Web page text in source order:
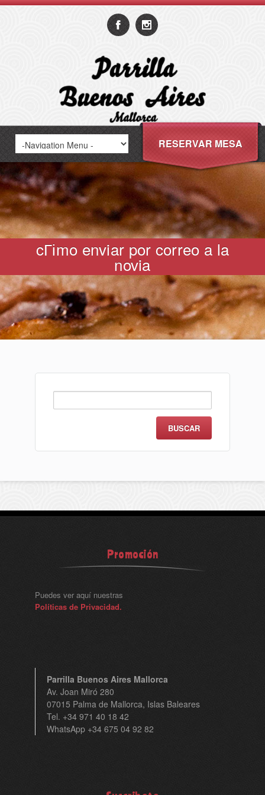
RESERVAR MESA
cГіmo enviar por correo a la
novia
Promoción
Puedes ver aquí nuestras
Políticas de Privacidad.
Parrilla Buenos Aires Mallorca
Av. Joan Miró 280
07015 Palma de Mallorca, Islas Baleares
Tel. +34 971 40 18 42
WhatsApp +34 675 04 92 82